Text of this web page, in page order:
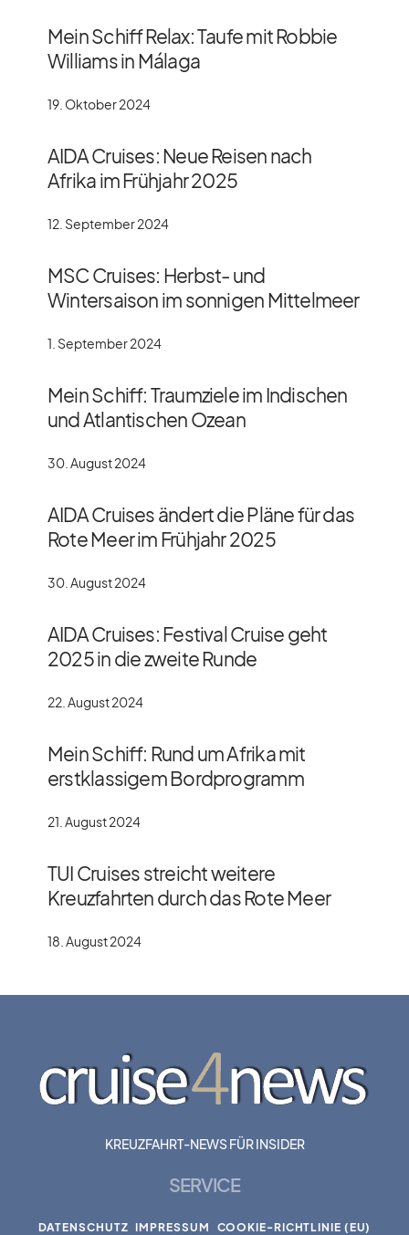
Mein Schiff Relax: Taufe mit Robbie
Williams in Málaga
19. Oktober 2024
AIDA Cruises: Neue Reisen nach
Afrika im Frühjahr 2025
12. September 2024
MSC Cruises: Herbst- und
Wintersaison im sonnigen Mittelmeer
1. September 2024
Mein Schiff: Traumziele im Indischen
und Atlantischen Ozean
30. August 2024
AIDA Cruises ändert die Pläne für das
Rote Meer im Frühjahr 2025
30. August 2024
AIDA Cruises: Festival Cruise geht
2025 in die zweite Runde
22. August 2024
Mein Schiff: Rund um Afrika mit
erstklassigem Bordprogramm
21. August 2024
TUI Cruises streicht weitere
Kreuzfahrten durch das Rote Meer
18. August 2024
KREUZFAHRT-NEWS FÜR INSIDER
SERVICE
DATENSCHUTZ IMPRESSUM COOKIE-RICHTLINIE (EU)